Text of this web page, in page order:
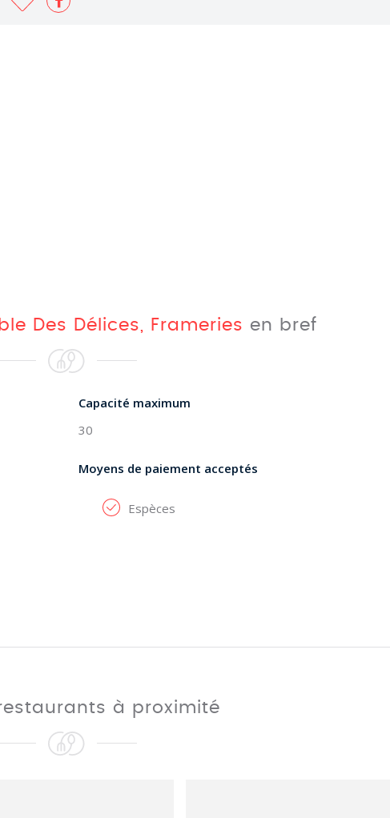
Des Délices, Frameries en bref
Capacité maximum
30
Moyens de paiement acceptés
Espèces
à proximité